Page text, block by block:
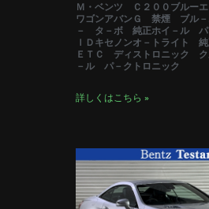
Ｍ・ベンツ Ｃ２００ブルー
ワゴンアバンＧ 禁煙 ブル－
－ タ－ボ 純正ホイ－ル パ
ＩＤキセノンオ－トライト
ＥＴＣ ディストロニック ク
－ル パ－クトロニック
詳しくはこちら »